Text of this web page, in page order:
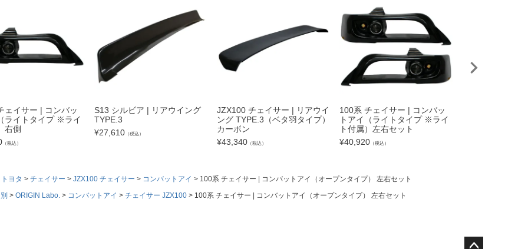
ェイサー | コンバッ
ライトタイプ ※ライ
右側
（税込）
S13 シルビア | リアウイング
TYPE.3
¥27,610 （税込）
JZX100 チェイサー | リアウイ
ング TYPE.3（ベタ羽タイプ）
カーボン
¥43,340 （税込）
100系 チェイサー | コンバッ
トアイ（ライトタイプ ※ライ
ト付属）左右セット
¥40,920 （税込）
トヨタ チェイサー JZX100 チェイサー コンバットアイ
100系 チェイサー | コンバットアイ（オープンタイプ） 左右セット
ORIGIN Labo. コンバットアイ チェイサー JZX100 100系 チェイサー | コンバットアイ（オープンタイプ） 左右セット